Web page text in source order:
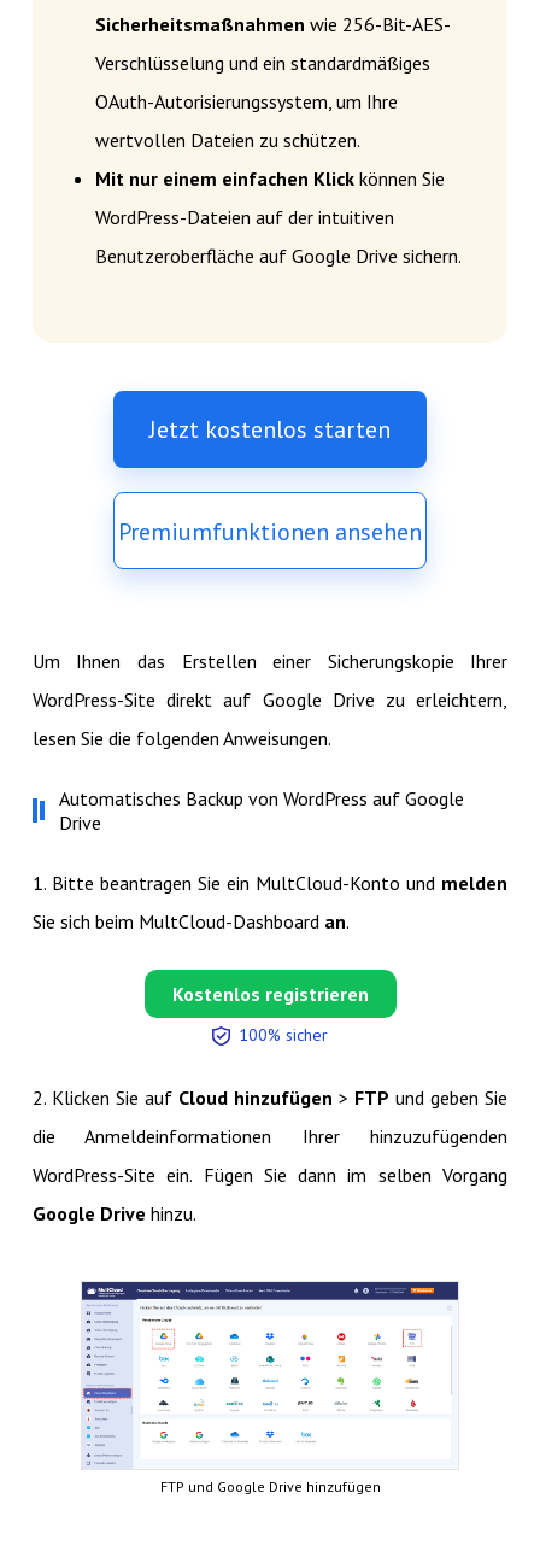
Sicherheitsmaßnahmen wie 256-Bit-AES-
Verschlüsselung und ein standardmäßiges
OAuth-Autorisierungssystem, um Ihre
wertvollen Dateien zu schützen.
Mit nur einem einfachen Klick können Sie
WordPress-Dateien auf der intuitiven
Benutzeroberfläche auf Google Drive sichern.
Jetzt kostenlos starten
Premiumfunktionen ansehen
Um Ihnen das Erstellen einer Sicherungskopie Ihrer
WordPress-Site direkt auf Google Drive zu erleichtern,
lesen Sie die folgenden Anweisungen.
Automatisches Backup von WordPress auf Google
Drive
1. Bitte beantragen Sie ein MultCloud-Konto und melden
Sie sich beim MultCloud-Dashboard an.
Kostenlos registrieren
100% sicher
2. Klicken Sie auf Cloud hinzufügen> FTP und geben Sie
die Anmeldeinformationen Ihrer hinzuzufügenden
WordPress-Site ein. Fügen Sie dann im selben Vorgang
Google Drive hinzu.
FTP und Google Drive hinzufügen